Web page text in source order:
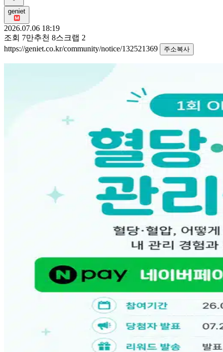
geniet
2026.07.06 18:19
조회 7만추천 8스크랩 2
https://geniet.co.kr/community/notice/132521369
주소복사